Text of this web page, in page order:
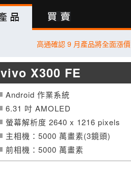
高通確認 9 月產品將全面漲價
vivo X300 FE
Android 作業系統
6.31 吋 AMOLED
螢幕解析度 2640 x 1216 pixels
主相機：5000 萬畫素(3鏡頭)
前相機：5000 萬畫素